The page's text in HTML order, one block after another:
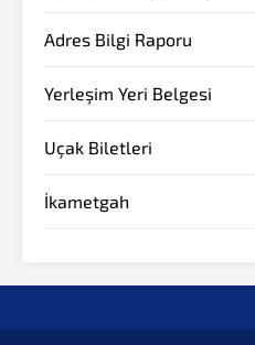
Adres Bilgi Raporu
Yerleşim Yeri Belgesi
Uçak Biletleri
İkametgah
Müşteri Temsilcisi